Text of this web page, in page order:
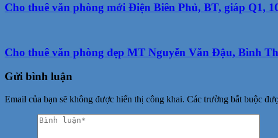
Cho thuê văn phòng mới Điện Biên Phủ, BT, giáp Q1,
Cho thuê văn phòng đẹp MT Nguyễn Văn Đậu, Bình
Gửi bình luận
Email của bạn sẽ không được hiển thị công khai. Các trường bắt buộc